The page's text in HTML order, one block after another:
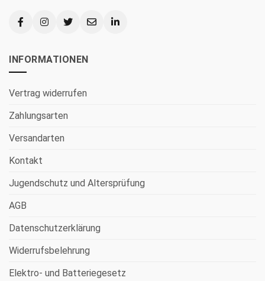
INFORMATIONEN
Vertrag widerrufen
Zahlungsarten
Versandarten
Kontakt
Jugendschutz und Altersprüfung
AGB
Datenschutzerklärung
Widerrufsbelehrung
Elektro- und Batteriegesetz